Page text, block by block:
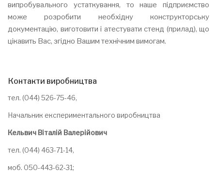
випробувального устаткування, то наше підприємство
може розробити необхідну конструкторську
документацію, виготовити і атестувати стенд (прилад), що
цікавить Вас, згідно Вашим технічним вимогам.
Контакти виробництва
тел. (044) 526-75-46,
Начальник експериментального виробництва
Кельвич Віталій Валерійович
тел. (044) 463-71-14,
моб. 050-443-62-31;